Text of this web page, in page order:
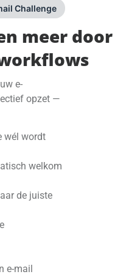
Challenge
meer door
e-
opzet —
wél wordt
welkom
de juiste
e-mail